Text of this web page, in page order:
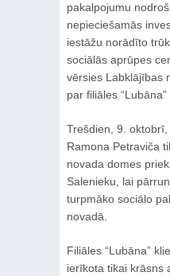
pakalpojumu
nepieciešamās
iestāžu norādīto
sociālās aprūpes
vērsies Labklājības
par filiāles
Trešdien, 9.
Ramona Petraviča
novada domes
Salenieku, lai
turpmāko sociālo
novadā.
Filiāles “Lubāna”
ierīkota tikai krāsns